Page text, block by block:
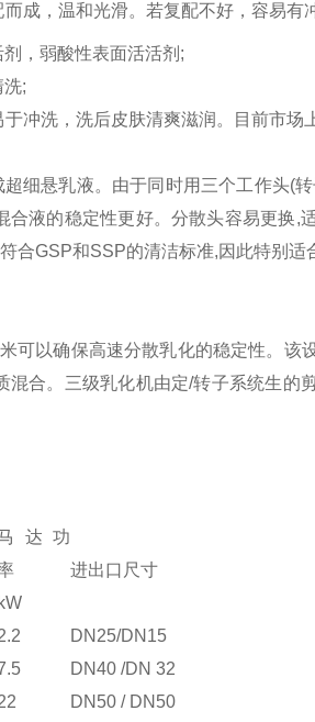
成，温和光滑。若复配不好，容易有
，弱酸性表面活活剂;
;
冲洗，洗后皮肤清爽滋润。目前市场
细悬乳液。由于同时用三个工作头(
液的稳定性更好。分散头容易更换,
合GSP和SSP的清洁标准,因此特别适
以确保高速分散乳化的稳定性。该
合。三级乳化机由定/转子系统生的
达功
进出口尺寸
kW
DN25/DN15
DN40 /DN 32
DN50 / DN50